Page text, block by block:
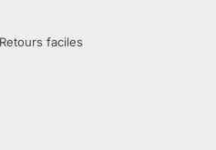
faciles